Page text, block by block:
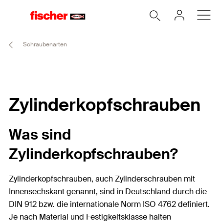
Schraubenarten
Zylinderkopfschrauben
Was sind
Zylinderkopfschrauben?
Zylinderkopfschrauben, auch Zylinderschrauben mit
Innensechskant genannt, sind in Deutschland durch die
DIN 912 bzw. die internationale Norm ISO 4762 definiert.
Je nach Material und Festigkeitsklasse halten